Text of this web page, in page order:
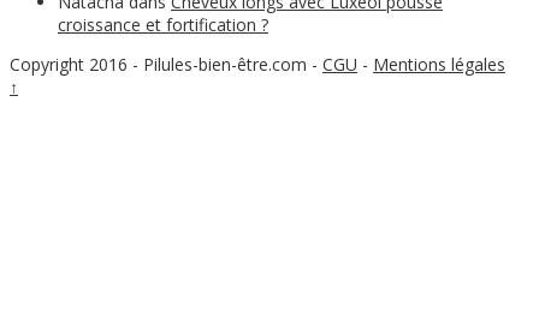
croissance et fortification ?
Copyright 2016 - Pilules-bien-être.com - CGU - Mentions légales
↑